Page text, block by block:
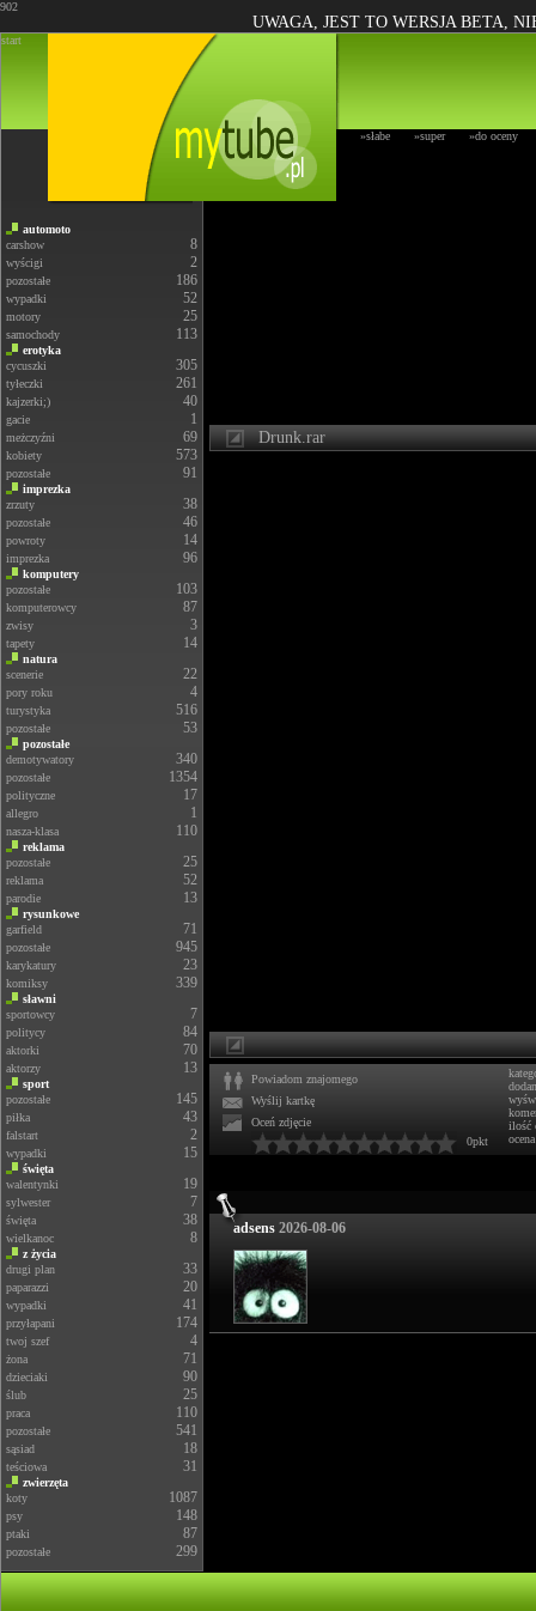
902
UWAGA, JEST TO WERSJA BETA,
start
»słabe »super »do oceny
automoto
carshow
8
wyścigi 2
pozostałe 186
wypadki 52
motory 25
samochody 113
erotyka
cycuszki
305
tyłeczki 261
kajzerki;) 40
gacie 1
meżczyźni 69
kobiety 573
pozostałe 91
imprezka
zrzuty
38
pozostałe 46
powroty 14
imprezka 96
komputery
pozostałe
103
komputerowcy 87
zwisy 3
tapety 14
natura
scenerie
22
pory roku 4
turystyka 516
pozostałe 53
pozostałe
demotywatory
340
pozostałe 1354
polityczne 17
allegro 1
nasza-klasa 110
reklama
pozostałe
25
reklama 52
parodie 13
rysunkowe
garfield
71
pozostałe 945
karykatury 23
komiksy 339
sławni
sportowcy
7
politycy 84
aktorki 70
aktorzy 13
sport
pozostałe
145
piłka 43
falstart 2
wypadki 15
święta
walentynki
19
sylwester 7
święta 38
wielkanoc 8
z życia
drugi plan
33
paparazzi 20
wypadki 41
przyłapani 174
twoj szef 4
żona 71
dzieciaki 90
ślub 25
praca 110
pozostałe 541
sąsiad 18
teściowa 31
zwierzęta
koty
1087
psy 148
ptaki 87
pozostałe 299
Drunk.rar
Powiadom znajomego
Wyślij kartkę
Oceń zdjęcie
0pkt
ilość
ocena
adsens 2026-08-06